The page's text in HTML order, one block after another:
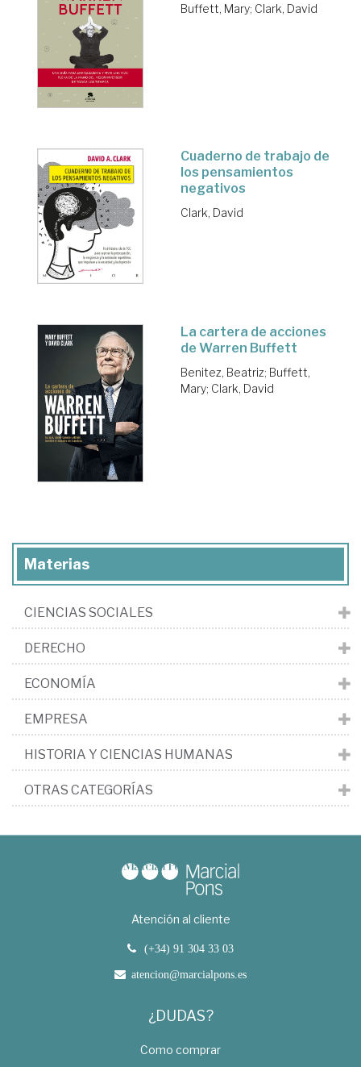
Buffett, Mary; Clark, David
Cuaderno de trabajo de
los pensamientos
negativos
Clark, David
La cartera de acciones
de Warren Buffett
Benitez, Beatriz; Buffett,
Mary; Clark, David
Materias
CIENCIAS SOCIALES
DERECHO
ECONOMÍA
EMPRESA
HISTORIA Y CIENCIAS HUMANAS
OTRAS CATEGORÍAS
Atención al cliente
(+34) 91 304 33 03
atencion@marcialpons.es
¿DUDAS?
Como comprar